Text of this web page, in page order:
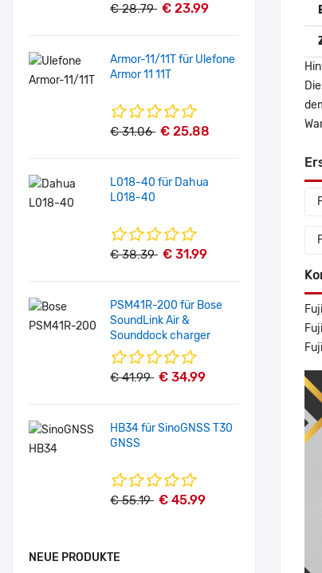
€ 28.79 € 23.99
Armor-11/11T für Ulefone
Armor 11 11T
€ 31.06 € 25.88
L018-40 für Dahua
L018-40
€ 38.39 € 31.99
PSM41R-200 für Bose
SoundLink Air &
Sounddock charger
€ 41.99 € 34.99
HB34 für SinoGNSS T30
GNSS
€ 55.19 € 45.99
NEUE PRODUKTE